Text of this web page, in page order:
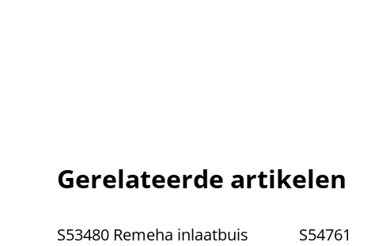
Gerelateerde artikelen
S53480 Remeha inlaatbuis
S54761